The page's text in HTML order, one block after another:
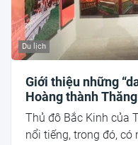
Du lịch
Giới thiệu những
Hoàng thành
Thủ đô Bắc Kinh của
nổi tiếng, trong đó, có